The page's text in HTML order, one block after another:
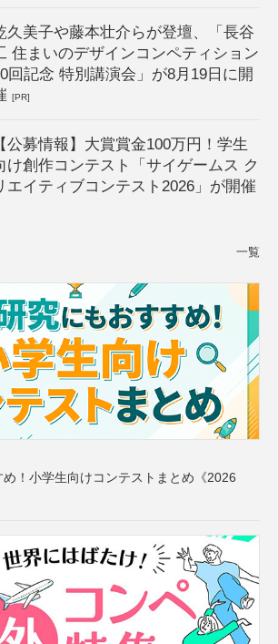
久美子や藤本壮介らが登壇、「長谷
住まいのデザインコンペティション
回記念 特別講演会」が8月19日に開
[PR]
【公募情報】大賞賞金100万円！学生
け創作コンテスト「サイゲームス ク
エイティブコンテスト2026」が開催
一覧
！小学生向けコンテストまとめ《2026